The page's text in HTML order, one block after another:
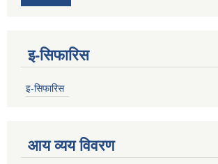
इ-सिफारिस
इ-सिफारिस
आय व्यय विवरण